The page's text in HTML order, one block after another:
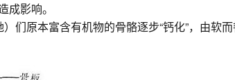
影响。
们原本富含有机物的骨骼逐步“钙化”，由软